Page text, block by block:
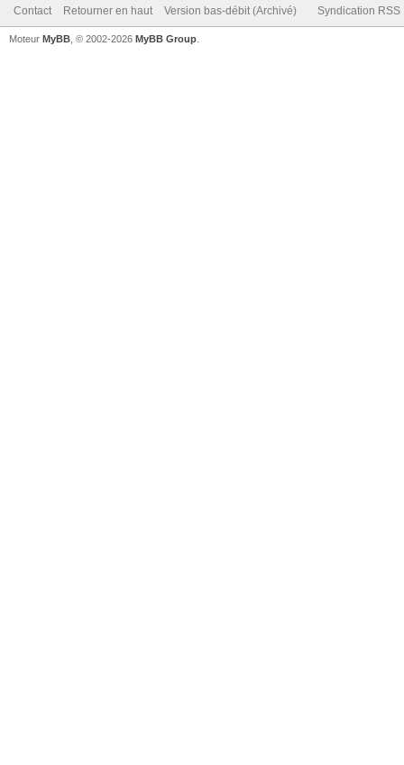
Contact Retourner en haut Version bas-débit (Archivé) Syndication RSS
Moteur MyBB , © 2002-2026 MyBB Group